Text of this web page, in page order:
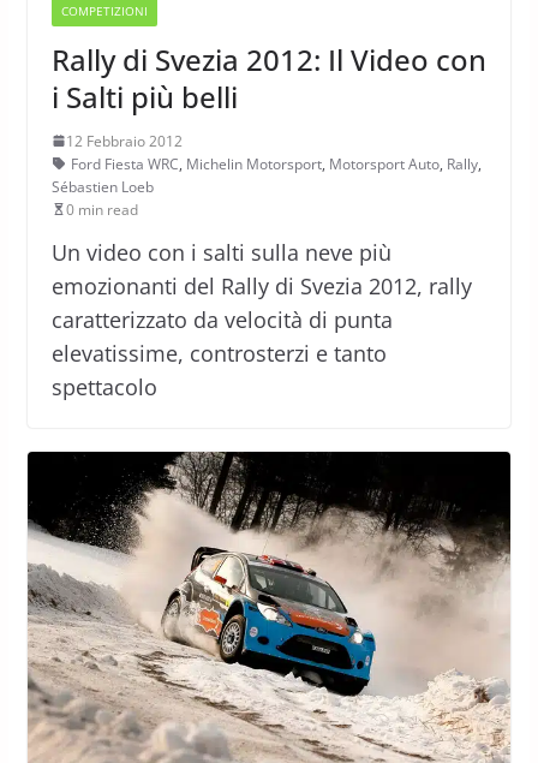
COMPETIZIONI
Rally di Svezia 2012: Il Video con
i Salti più belli
12 Febbraio 2012
Ford Fiesta WRC, Michelin Motorsport, Motorsport Auto, Rally,
Sébastien Loeb
0 min read
Un video con i salti sulla neve più
emozionanti del Rally di Svezia 2012, rally
caratterizzato da velocità di punta
elevatissime, controsterzi e tanto
spettacolo